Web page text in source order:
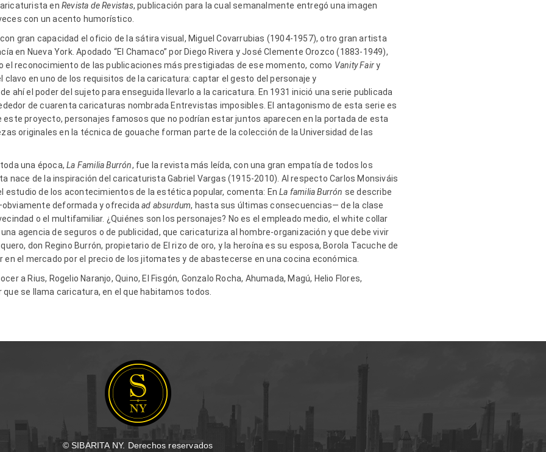
enRevista de Revistas, publicación para la cual semanalmente entregó una imagen
con un acento humorístico.
gran capacidad el oficio de la sátira visual, Miguel Covarrubias (1904-1957), otro gran artista
en Nueva York. Apodado “El Chamaco” por Diego Rivera y José Clemente Orozco (1883-1949),
el reconocimiento de las publicaciones más prestigiadas de ese momento, como Vanity Fairy
clavo en uno de los requisitos de la caricatura: captar el gesto del personaje y
ahí el poder del sujeto para enseguida llevarlo a la caricatura. En 1931 inició una serie publicada
de cuarenta caricaturas nombrada Entrevistas imposibles. El antagonismo de esta serie es
proyecto, personajes famosos que no podrían estar juntos aparecen en la portada de esta
originales en la técnica de gouache forman parte de la colección de la Universidad de las
una época,La Familia Burrón, fue la revista más leída, con una gran empatía de todos los
nace de la inspiración del caricaturista Gabriel Vargas (1915-2010). Al respecto Carlos Monsiváis
estudio de los acontecimientos de la estética popular, comenta: EnLa familia Burrón se describe
deformada y ofrecidaad absurdum, hasta sus últimas consecuencias— de la clase
o el multifamiliar. ¿Quiénes son los personajes? No es el empleado medio, el white collar
agencia de seguros o de publicidad, que caricaturiza al hombre-organización y que debe vivir
don Regino Burrón, propietario de El rizo de oro, y la heroína es su esposa, Borola Tacuche de
en el mercado por el precio de los jitomates y de abastecerse en una cocina económica.
a Rius, Rogelio Naranjo, Quino, El Fisgón, Gonzalo Rocha, Ahumada, Magú, Helio Flores,
se llama caricatura, en el que habitamos todos.
© SIBARITA NY. Derechos reservados